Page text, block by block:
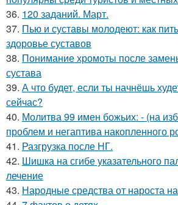
36. 120 заданий. Март.
37. Пью и суставы молодеют: как
здоровье суставов
38. Понимание хромоты после
сустава
39. А что будет, если ты начнёшь
сейчас?
40. Молитва 99 имен божьих: - (на
проблем и негаптива накопленного
41. Разгрузка после НГ.
42. Шишка на сгибе указательного
лечение
43. Народные средства от нароста